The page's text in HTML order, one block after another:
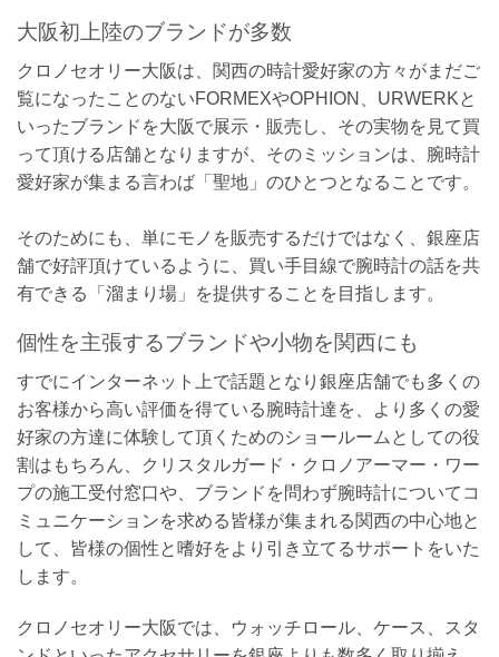
大阪初上陸のブランドが多数
クロノセオリー大阪は、関西の時計愛好家の方々がまだご
覧になったことのないFORMEXやOPHION、URWERKと
いったブランドを大阪で展示・販売し、その実物を見て買
って頂ける店舗となりますが、そのミッションは、腕時計
愛好家が集まる言わば「聖地」のひとつとなることです。
そのためにも、単にモノを販売するだけではなく、銀座店
舗で好評頂けているように、買い手目線で腕時計の話を共
有できる「溜まり場」を提供することを目指します。
個性を主張するブランドや小物を関西にも
すでにインターネット上で話題となり銀座店舗でも多くの
お客様から高い評価を得ている腕時計達を、より多くの愛
好家の方達に体験して頂くためのショールームとしての役
割はもちろん、クリスタルガード・クロノアーマー・ワー
プの施工受付窓口や、ブランドを問わず腕時計についてコ
ミュニケーションを求める皆様が集まれる関西の中心地と
して、皆様の個性と嗜好をより引き立てるサポートをいた
します。
クロノセオリー大阪では、ウォッチロール、ケース、スタ